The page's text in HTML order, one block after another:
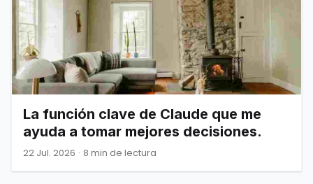
La función clave de Claude que me
ayuda a tomar mejores decisiones.
22 Jul. 2026 · 8 min de lectura